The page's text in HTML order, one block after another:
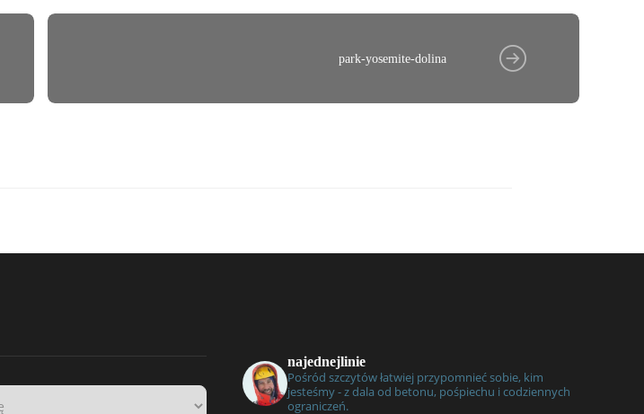
park-yosemite-dolina
najednejlinie
Pośród szczytów łatwiej przypomnieć sobie, kim
jesteśmy - z dala od betonu, pośpiechu i codziennych
ograniczeń.